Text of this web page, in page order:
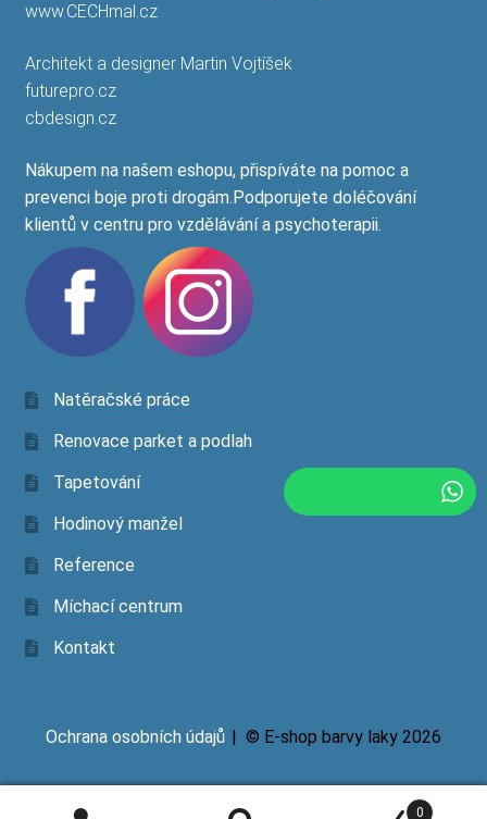
www.CECHmal.cz
Architekt a designer Martin Vojtíšek
futurepro.cz
cbdesign.cz
Nákupem na našem eshopu, přispíváte na pomoc a
prevenci boje proti drogám.Podporujete doléčování
klientů v centru pro vzdělávání a psychoterapii.
Natěračské práce
Renovace parket a podlah
Tapetování
Hodinový manžel
Reference
Míchací centrum
Kontakt
Ochrana osobních údajů © E-shop barvy laky 2026
0